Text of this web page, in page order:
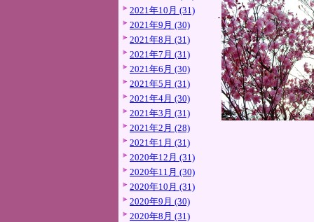
2021年10月 (31)
2021年9月 (30)
2021年8月 (31)
2021年7月 (31)
2021年6月 (30)
2021年5月 (31)
2021年4月 (30)
2021年3月 (31)
2021年2月 (28)
2021年1月 (31)
2020年12月 (31)
2020年11月 (30)
2020年10月 (31)
2020年9月 (30)
2020年8月 (31)